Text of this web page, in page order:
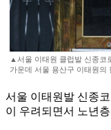
▲서울 이태원 클럽발 신종코
가운데 서울 용산구 이태원의
서울 이태원발 신종
이 우려되면서 노년